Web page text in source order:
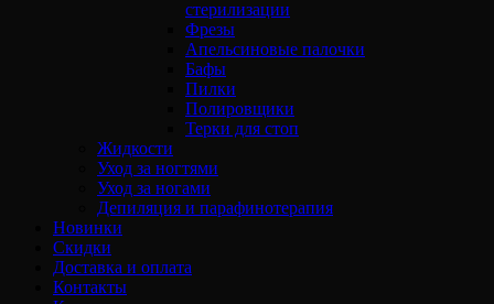
стерилизации
Фрезы
Апельсиновые палочки
Бафы
Пилки
Полировщики
Терки для стоп
Жидкости
Уход за ногтями
Уход за ногами
Депиляция и парафинотерапия
Новинки
Скидки
Доставка и оплата
Контакты